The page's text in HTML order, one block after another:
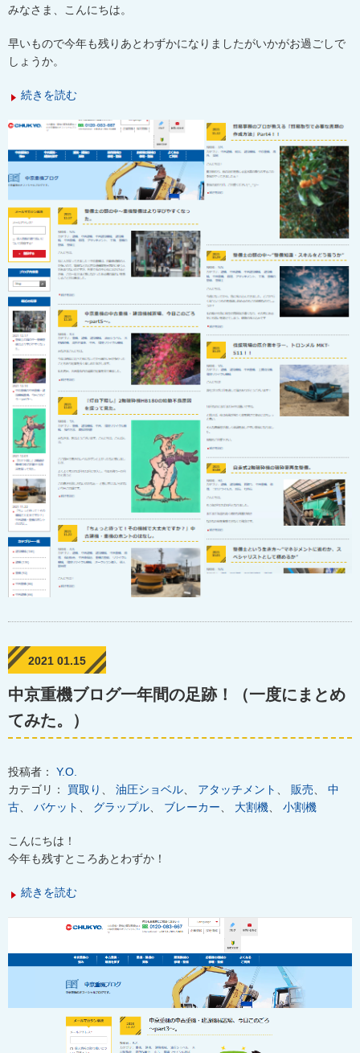
みなさま、こんにちは。
早いもので今年も残りあとわずかになりましたがいかがお過ごしで
しょうか。
続きを読む
2021 01.15
中京重機ブログ一年間の足跡！（一度にまとめ
てみた。）
投稿者： Y.O.
カテゴリ： 買取り 油圧ショベル アタッチメント 販売
中
古
バケット グラップル ブレーカー 大割機 小割機
こんにちは！
今年も残すところあとわずか！
続きを読む